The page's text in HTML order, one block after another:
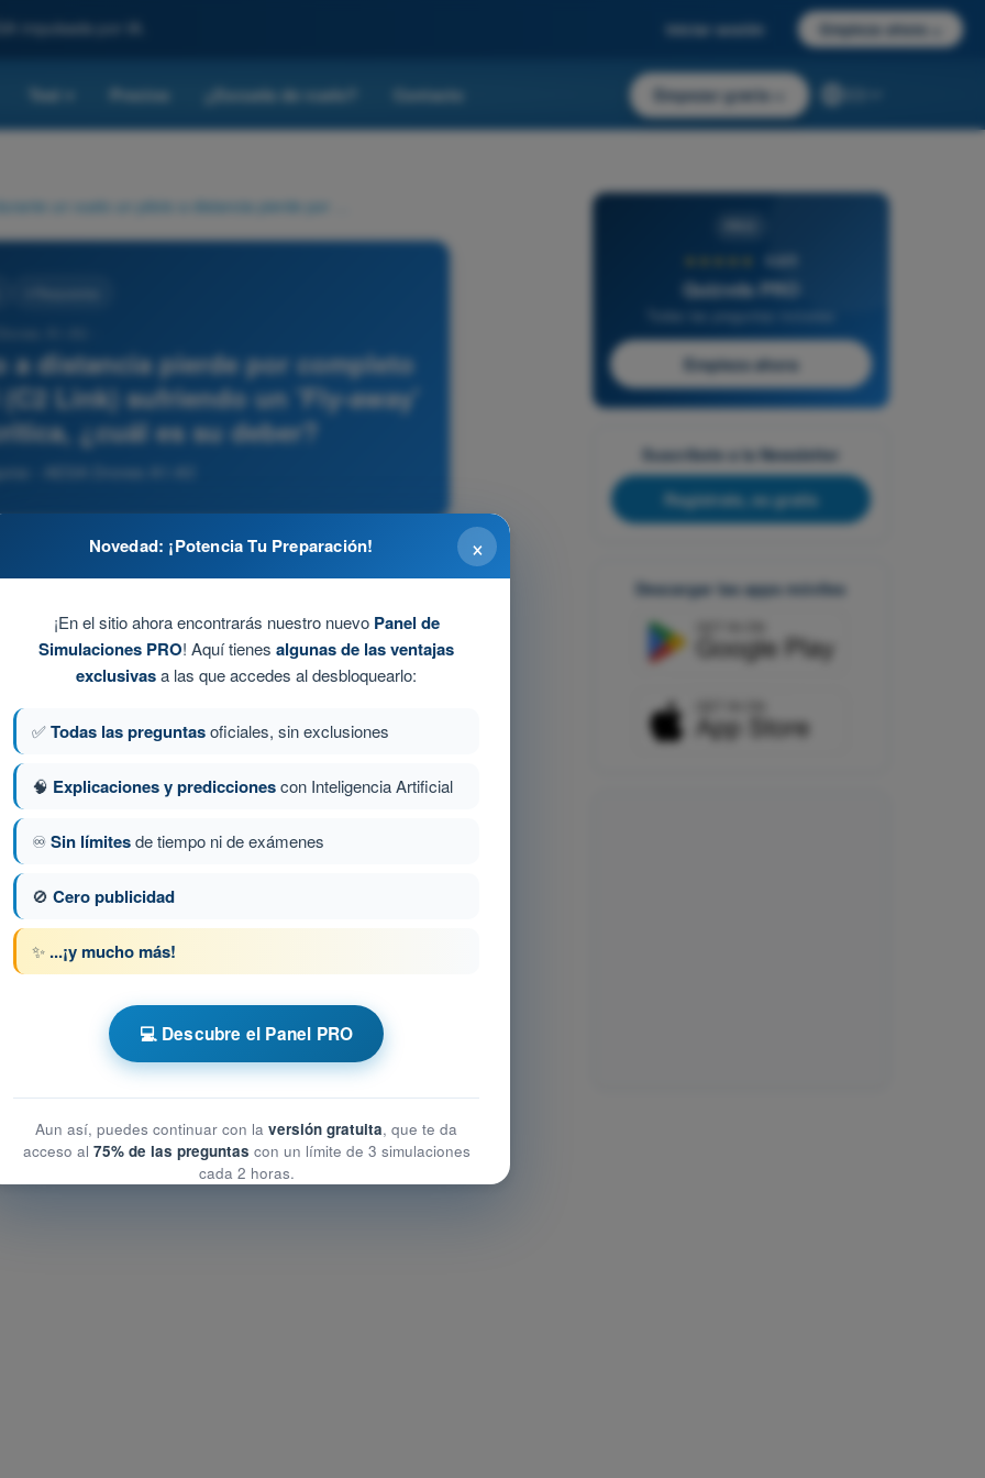
impulsada por IA. Iniciar sesión Empieza ahora
Test Precios ¿Escuela de vuelo? Contacto Empezar gratis
distancia pierde por completo
Link) sufriendo un 'Fly-away'
¿cuál es su deber?
- AESA Drones A1-A3
multas.
o verificar que se ha activado el retorno automático
espacio controlado, avisar a las autoridades y
de actuar.
equipo.
10 de 100
Drones A1-A3
de Entrenamiento Drones A1-A3 - Seguros
4,6/5
Quizvds PRO
Empieza ahora
Suscríbete a la Newsletter
Regístrate, es gratis
Descargar las apps móviles
×
Novedad: ¡Potencia Tu Preparación!
¡En el sitio ahora encontrarás nuestro nuevo Panel de
Simulaciones PRO! Aquí tienes algunas de las ventajas
exclusivasa las que accedes al desbloquearlo:
✅Todas las preguntasoficiales, sin exclusiones
🧠 Explicaciones y prediccionescon Inteligencia Artificial
♾️Sin límitesde tiempo ni de exámenes
🚫 Cero publicidad
✨ ...¡y mucho más!
💻 Descubre el Panel PRO
Aun así, puedes continuar con la versión gratuita, que te da
acceso al 75% de las preguntas con un límite de 3 simulaciones
cada 2 horas.